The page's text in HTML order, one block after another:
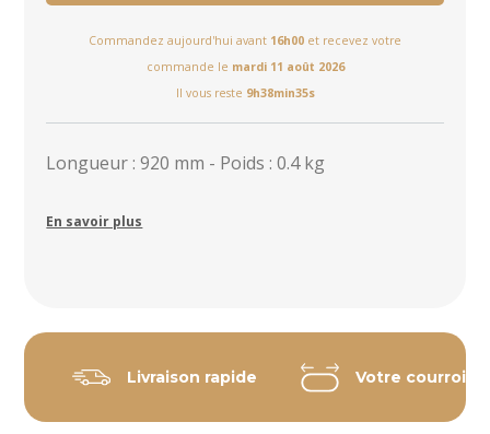
Commandez aujourd'hui avant 16h00 et recevez votre
commande le mardi 11 août 2026
Il vous reste 9h38min35s
Longueur : 920 mm - Poids : 0.4 kg
En savoir plus
Livraison rapide Votre courroie